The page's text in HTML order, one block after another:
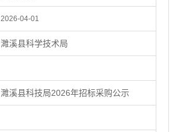
2026-04-01
濉溪县科学技术局
濉溪县科技局2026年招标采购公示